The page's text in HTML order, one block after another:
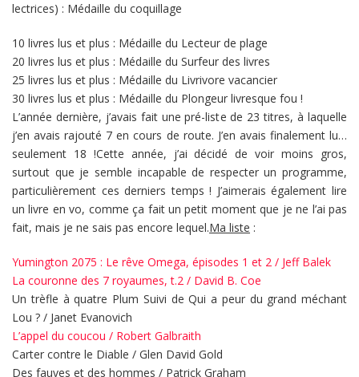
lectrices) : Médaille du coquillage
10 livres lus et plus : Médaille du Lecteur de plage
20 livres lus et plus : Médaille du Surfeur des livres
25 livres lus et plus : Médaille du Livrivore vacancier
30 livres lus et plus : Médaille du Plongeur livresque fou !
L’année dernière, j’avais fait une pré-liste de 23 titres, à laquelle
j’en avais rajouté 7 en cours de route. J’en avais finalement lu…
seulement 18 !Cette année, j’ai décidé de voir moins gros,
surtout que je semble incapable de respecter un programme,
particulièrement ces derniers temps ! J’aimerais également lire
un livre en vo, comme ça fait un petit moment que je ne l’ai pas
fait, mais je ne sais pas encore lequel.Ma liste :
Yumington 2075 : Le rêve Omega, épisodes 1 et 2 / Jeff Balek
La couronne des 7 royaumes, t.2 / David B. Coe
Un trèfle à quatre Plum Suivi de Qui a peur du grand méchant
Lou ? / Janet Evanovich
L’appel du coucou / Robert Galbraith
Carter contre le Diable / Glen David Gold
Des fauves et des hommes / Patrick Graham